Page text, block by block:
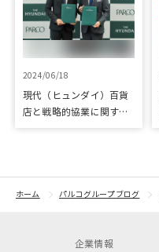
2024/06/18
現代（ヒュンダイ）百貨
店と戦略的協業に関する
ホーム パルコグループブログ
企業情報